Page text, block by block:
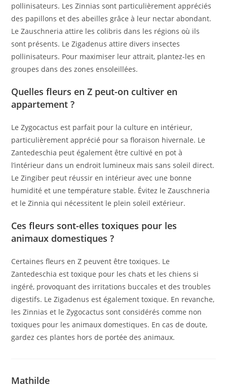
pollinisateurs. Les Zinnias sont particulièrement appréciés
des papillons et des abeilles grâce à leur nectar abondant.
Le Zauschneria attire les colibris dans les régions où ils
sont présents. Le Zigadenus attire divers insectes
pollinisateurs. Pour maximiser leur attrait, plantez-les en
groupes dans des zones ensoleillées.
Quelles fleurs en Z peut-on cultiver en
appartement ?
Le Zygocactus est parfait pour la culture en intérieur,
particulièrement apprécié pour sa floraison hivernale. Le
Zantedeschia peut également être cultivé en pot à
l’intérieur dans un endroit lumineux mais sans soleil direct.
Le Zingiber peut réussir en intérieur avec une bonne
humidité et une température stable. Évitez le Zauschneria
et le Zinnia qui nécessitent le plein soleil extérieur.
Ces fleurs sont-elles toxiques pour les
animaux domestiques ?
Certaines fleurs en Z peuvent être toxiques. Le
Zantedeschia est toxique pour les chats et les chiens si
ingéré, provoquant des irritations buccales et des troubles
digestifs. Le Zigadenus est également toxique. En revanche,
les Zinnias et le Zygocactus sont considérés comme non
toxiques pour les animaux domestiques. En cas de doute,
gardez ces plantes hors de portée des animaux.
Mathilde